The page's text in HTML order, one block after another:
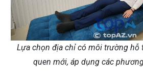
Lựa chọn địa chỉ có môi trường hỗ
quen mới, áp dụng các